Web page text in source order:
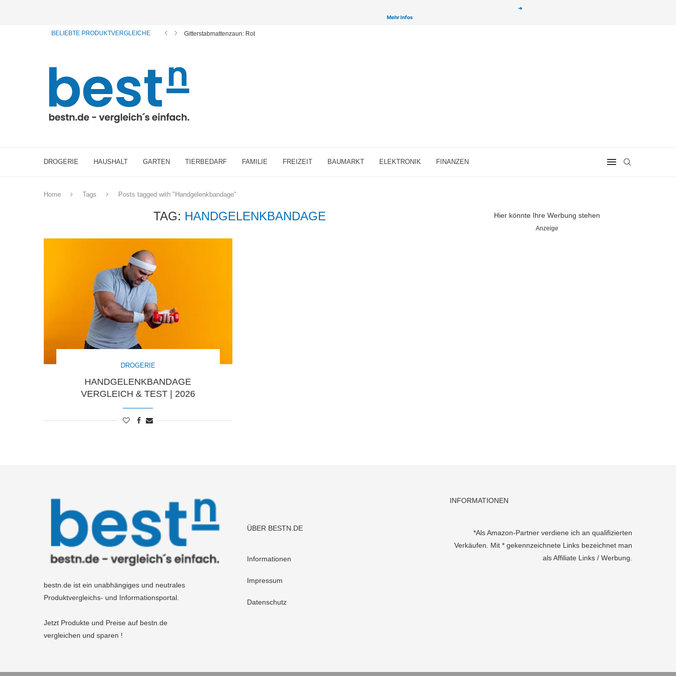
➔
Mehr Infos
BELIEBTE PRODUKTVERGLEICHE Gitterstabmattenzaun: Robuste und vielseitige Zäune für Ihr Grundstück
DROGERIE HAUSHALT GARTEN TIERBEDARF FAMILIE FREIZEIT BAUMARKT ELEKTRONIK FINANZEN
Home Tags Posts tagged with "Handgelenkbandage"
TAG: HANDGELENKBANDAGE
DROGERIE
HANDGELENKBANDAGE
VERGLEICH & TEST | 2026
Hier könnte Ihre Werbung stehen
Anzeige
bestn.de ist ein unabhängiges und neutrales
Produktvergleichs- und Informationsportal.
Jetzt Produkte und Preise auf bestn.de
vergleichen und sparen !
ÜBER BESTN.DE
Informationen
Impressum
Datenschutz
INFORMATIONEN
*Als Amazon-Partner verdiene ich an qualifizierten
Verkäufen. Mit * gekennzeichnete Links bezeichnet man
als Affiliate Links / Werbung.